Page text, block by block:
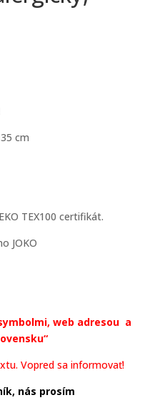
cm
TEX100 certifikát.
JOKO
web adresou a
Vopred sa informovať!
nás prosím